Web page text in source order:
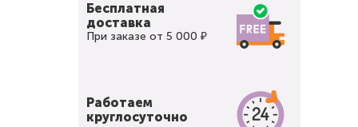
Бесплатная
доставка
При заказе от 5 000 ₽
Работаем
круглосуточно